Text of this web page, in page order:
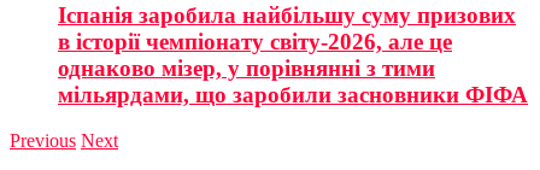
Іспанія заробила найбільшу суму призових
в історії чемпіонату світу-2026, але це
однаково мізер, у порівнянні з тими
мільярдами, що заробили засновники ФІФА
Previous Next